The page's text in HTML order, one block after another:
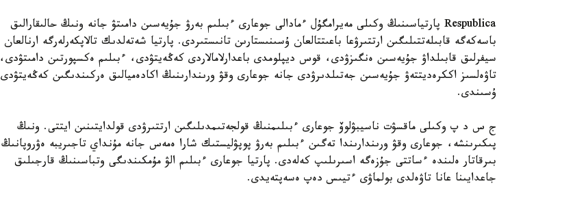
Respublica پارتياسىنىڭ وكىلى مەيرامگۇل ءمادالى جوعارى ءبىلىم بەرۋ جۇيەسىن دامىتۋ جانە ونىڭ حالىقارالىق
باسەكەگە قابىلەتتىلىگىن ارتتىرۋعا باعىتتالعان ۇسىنىستارىن تانىستىردى. پارتيا شەتەلدىك تالاپكەرلەرگە ارنالعان
سيفرلىق قابىلداۋ جۇيەسىن ەنگىزۋدى، قوس ديپلومدى باعدارلامالاردى كەڭەيتۋدى، ءبىلىم ەكسپورتىن دامىتۋدى،
تاۋەلسىز اككرەديتتەۋ جۇيەسىن جەتىلدىرۋدى جانە جوعارى وقۋ ورىندارىنىڭ اكادەميالىق ەركىندىگىن كەڭەيتۋدى
ۇسىندى.
ج س د پ وكىلى ماقسۋت ناسيبۋلوۆ جوعارى ءبىلىمنىڭ قولجەتىمدىلىگىن ارتتىرۋدى قولدايتىنىن ايتتى. ونىڭ
پىكىرىنشە، جوعارى وقۋ ورىندارىندا تەگىن ءبىلىم بەرۋ پوپۋليستىك شارا ەمەس جانە مۇنداي تاجىريبە ەۋروپانىڭ
بىرقاتار ەلىندە ءساتتى جۇزەگە اسىرىلىپ كەلەدى. پارتيا جوعارى ءبىلىم الۋ مۇمكىندىگى وتباسىنىڭ قارجىلىق
جاعدايىنا عانا تاۋەلدى بولماۋى ءتيىس دەپ ەسەپتەيدى.